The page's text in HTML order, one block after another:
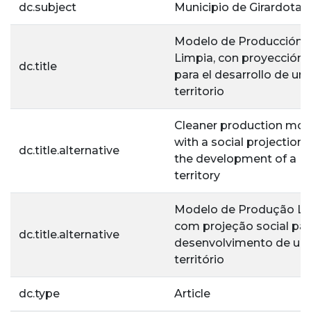
dc.subject Municipio de Girardota
dc.title
Modelo de Producción
Limpia, con proyección
para el desarrollo de un
territorio
dc.title.alternative
Cleaner production
with a social projection
the development of a
territory
dc.title.alternative
Modelo de Produção
com projeção social
desenvolvimento de um
território
dc.type Article